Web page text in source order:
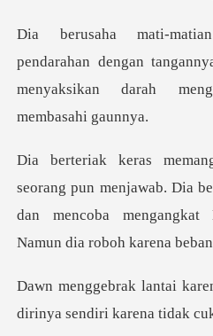
an dengan
menyaksika
n menjawab. Dia
dan mencoba menga
dirinya s